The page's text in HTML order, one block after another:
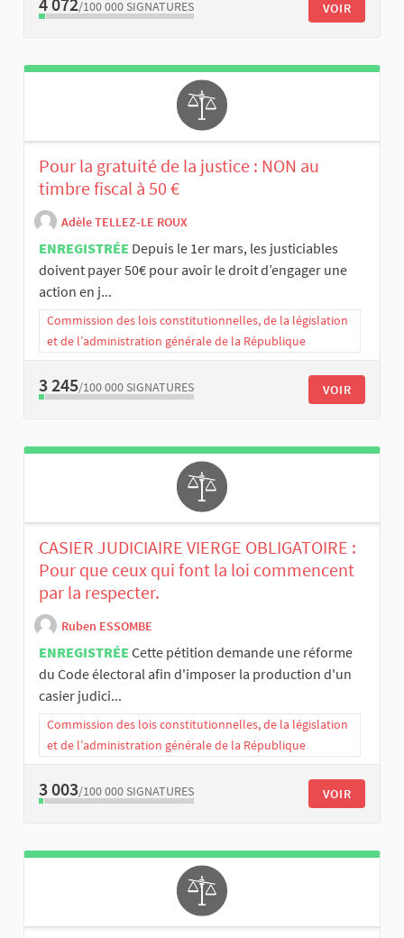
/100 000 SIGNATURES VOIR
Pour la gratuité de la justice : NON au
timbre fiscal à 50 €
Adèle TELLEZ-LE ROUX
ENREGISTRÉE Depuis le 1er mars, les justiciables
doivent payer 50€ pour avoir le droit d’engager une
action en j...
Commission des lois constitutionnelles, de la législation
et de l’administration générale de la République
3 245/100 000 SIGNATURES VOIR
CASIER JUDICIAIRE VIERGE OBLIGATOIRE :
Pour que ceux qui font la loi commencent
par la respecter.
Ruben ESSOMBE
ENREGISTRÉE Cette pétition demande une réforme
du Code électoral afin d'imposer la production d'un
casier judici...
Commission des lois constitutionnelles, de la législation
et de l’administration générale de la République
3 003/100 000 SIGNATURES VOIR